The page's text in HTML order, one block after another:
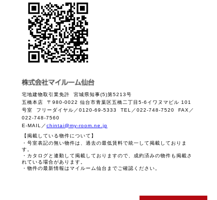
宅地建物取引業免許 宮城県知事(5)第5213号
五橋本店 〒980-0022 仙台市青葉区五橋二丁目5-6イワヌマビル 101
号室 フリーダイヤル／0120-69-5333 TEL／022-748-7520 FAX／
022-748-7560
E-MAIL／chintai@my-room.ne.jp
【掲載している物件について】
・号室表記の無い物件は、過去の最低賃料で統一して掲載しておりま
す。
・カタログと連動して掲載しておりますので、成約済みの物件も掲載さ
れている場合があります。
・物件の最新情報はマイルーム仙台までご確認ください。